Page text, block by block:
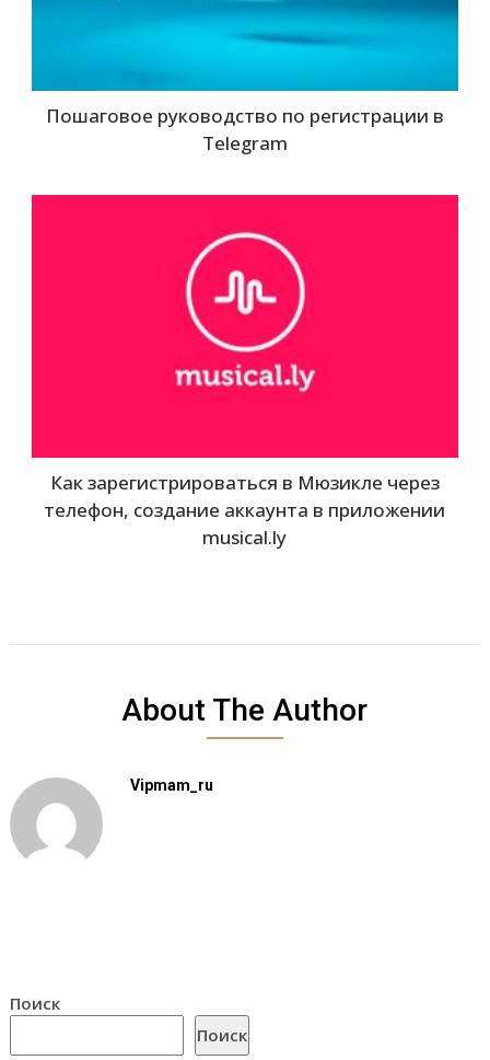
Пошаговое руководство по регистрации в
Telegram
Как зарегистрироваться в Мюзикле через
телефон, создание аккаунта в приложении
musical.ly
About The Author
Vipmam_ru
Поиск
Поиск